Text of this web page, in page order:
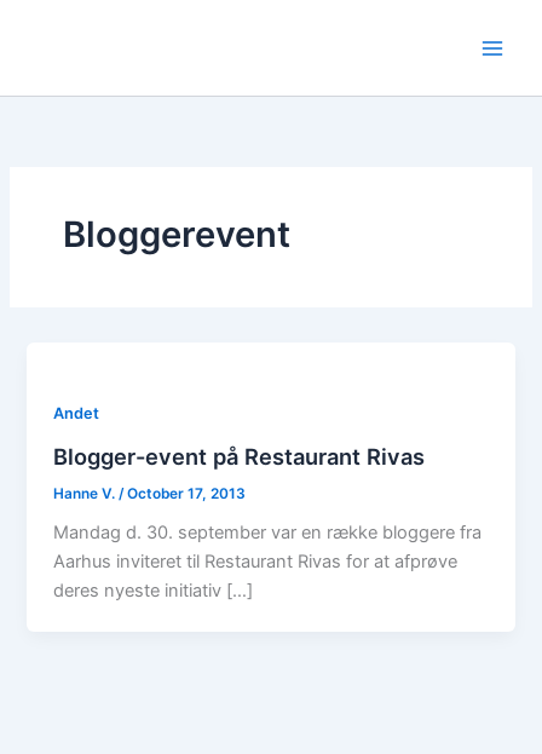
Bloggerevent
Andet
Blogger-event på Restaurant Rivas
Hanne V. /October 17, 2013
Mandag d. 30. september var en række bloggere fra
Aarhus inviteret til Restaurant Rivas for at afprøve
deres nyeste initiativ […]